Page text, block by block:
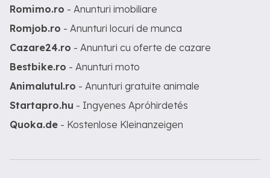
Romimo.ro - Anunturi imobiliare
Romjob.ro - Anunturi locuri de munca
Cazare24.ro - Anunturi cu oferte de cazare
Bestbike.ro - Anunturi moto
Animalutul.ro - Anunturi gratuite animale
Startapro.hu - Ingyenes Apróhirdetés
Quoka.de - Kostenlose Kleinanzeigen